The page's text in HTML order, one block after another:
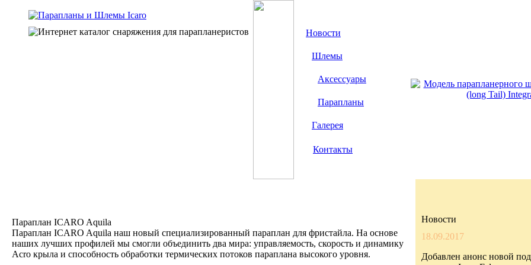
Новости
Шлемы
Аксессуары
Парапланы
Галерея
Контакты
Параплан ICARO Aquila
Параплан ICARO Aquila наш новый специализированный параплан для фристайла. На основе
наших лучших профилей мы смогли объединить два мира: управляемость, скорость и динамику
Acro крыла и способность обработки термических потоков параплана высокого уровня.
Новости
18.09.2017
Добавлен анонс новой